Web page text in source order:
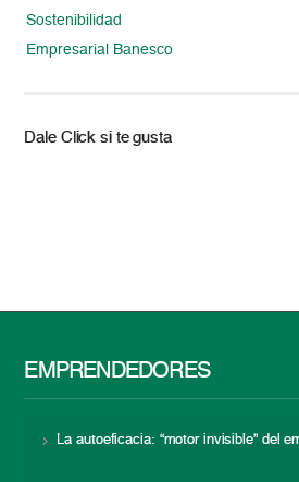
Sostenibilidad
Empresarial Banesco
Dale Click si te gusta
EMPRENDEDORES
La autoeficacia: “motor invisible” del